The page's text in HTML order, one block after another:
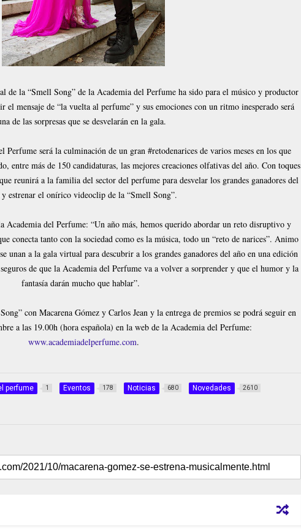
de la “Smell Song” de la Academia del Perfume ha sido para el músico y productor
el mensaje de “la vuelta al perfume” y sus emociones con un ritmo inesperado será
de las sorpresas que se desvelarán en la gala.
Perfume será la culminación de un gran #retodenarices de varios meses en los que
entre más de 150 candidaturas, las mejores creaciones olfativas del año. Con toques
reunirá a la familia del sector del perfume para desvelar los grandes ganadores del
y estrenar el onírico videoclip de la “Smell Song”.
Academia del Perfume: “Un año más, hemos querido abordar un reto disruptivo y
conecta tanto con la sociedad como es la música, todo un “reto de narices”. Animo
unan a la gala virtual para descubrir a los grandes ganadores del año en una edición
de que la Academia del Perfume va a volver a sorprender y que el humor y la
fantasía darán mucho que hablar”.
con Macarena Gómez y Carlos Jean y la entrega de premios se podrá seguir en
a las 19.00h (hora española) en la web de la Academia del Perfume:
www.academiadelperfume.com.
perfume 1 Eventos 178 Noticias 680 Novedades 2610